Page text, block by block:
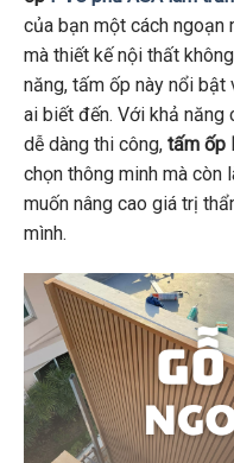
của bạn một cách ngoạn
mà thiết kế nội thất
năng, tấm ốp này nổi
ai biết đến. Với khả năng
dễ dàng thi công, tấm ốp
chọn thông minh mà còn
muốn nâng cao giá trị
mình.